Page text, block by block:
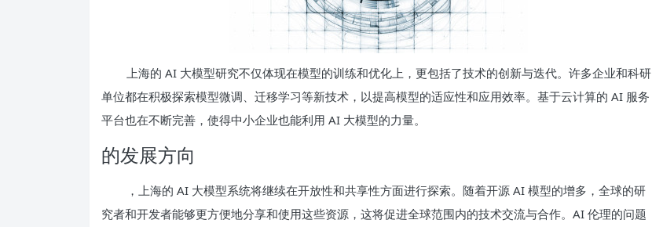
上海的 AI 大模型研究不仅体现在模型的训练和优化上，更包括了技术的创新与迭代。许多企业和科研
单位都在积极探索模型微调、迁移学习等新技术，以提高模型的适应性和应用效率。基于云计算的 AI 服务
平台也在不断完善，使得中小企业也能利用 AI 大模型的力量。
的发展方向
，上海的 AI 大模型系统将继续在开放性和共享性方面进行探索。随着开源 AI 模型的增多，全球的研
究者和开发者能够更方便地分享和使用这些资源，这将促进全球范围内的技术交流与合作。AI 伦理的问题